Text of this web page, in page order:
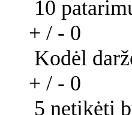
10
+ / - 0
Kodėl
+ / - 0
5 netikėti